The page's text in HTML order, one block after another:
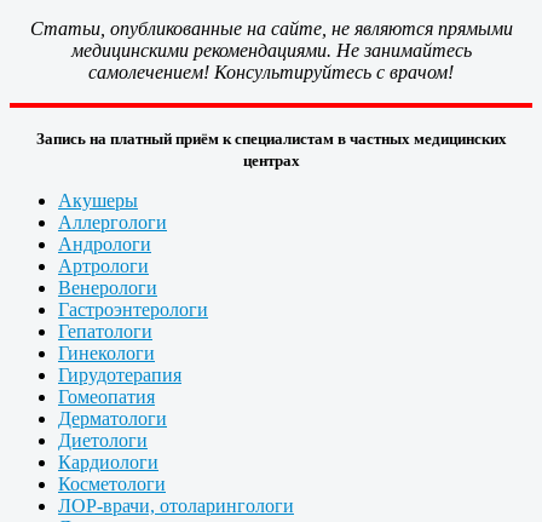
Статьи, опубликованные на сайте, не являются прямыми
медицинскими рекомендациями. Не занимайтесь
самолечением! Консультируйтесь с врачом!
Запись на платный приём к специалистам в частных медицинских
центрах
Акушеры
Аллергологи
Андрологи
Артрологи
Венерологи
Гастроэнтерологи
Гепатологи
Гинекологи
Гирудотерапия
Гомеопатия
Дерматологи
Диетологи
Кардиологи
Косметологи
ЛОР-врачи, отоларингологи